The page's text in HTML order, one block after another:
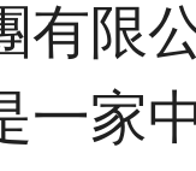
有限
一家